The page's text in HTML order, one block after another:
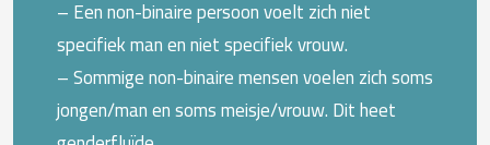
– Een non-binaire persoon voelt zich niet
specifiek man en niet specifiek vrouw.
– Sommige non-binaire mensen voelen zich soms
jongen/man en soms meisje/vrouw. Dit heet